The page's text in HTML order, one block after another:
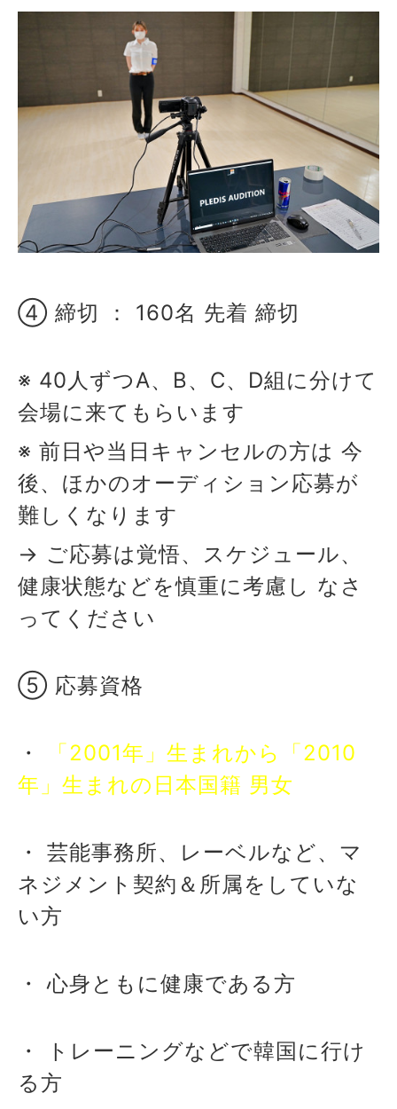
④ 締切 ： 160名 先着 締切
※ 40人ずつA、B、C、D組に分けて
会場に来てもらいます
※ 前日や当日キャンセルの方は 今
後、ほかのオーディション応募が
難しくなります
→ ご応募は覚悟、スケジュール、
健康状態などを慎重に考慮し なさ
ってください
⑤ 応募資格
・
「2001年」生まれから「2010
年」生まれの日本国籍 男女
・ 芸能事務所、レーベルなど、マ
ネジメント契約＆所属をしていな
い方
・ 心身ともに健康である方
・ トレーニングなどで韓国に行け
る方